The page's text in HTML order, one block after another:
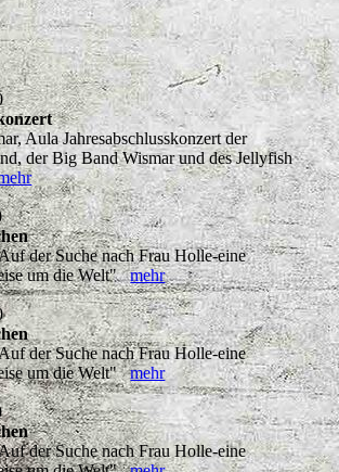
Aula Jahresabschlusskonzert der
der Big Band Wismar und des Jellyfish
der Suche nach Frau Holle-eine
um die Welt"mehr
der Suche nach Frau Holle-eine
um die Welt"mehr
der Suche nach Frau Holle-eine